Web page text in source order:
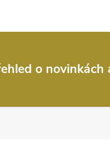
o novinkách